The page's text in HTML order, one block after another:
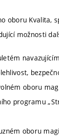
oboru Kvalita,
možnosti
oboru
programu
oboru